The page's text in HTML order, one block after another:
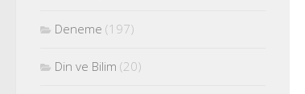
Deneme (197)
Din ve Bilim (20)